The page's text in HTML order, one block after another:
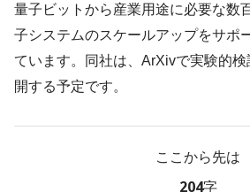
量子ビットから産業用途に必要な数
子システムのスケールアップをサポ
ています。同社は、ArXivで実験的
開する予定です。
ここから先は
204字